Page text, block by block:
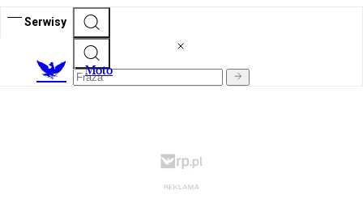
Serwisy
Moto